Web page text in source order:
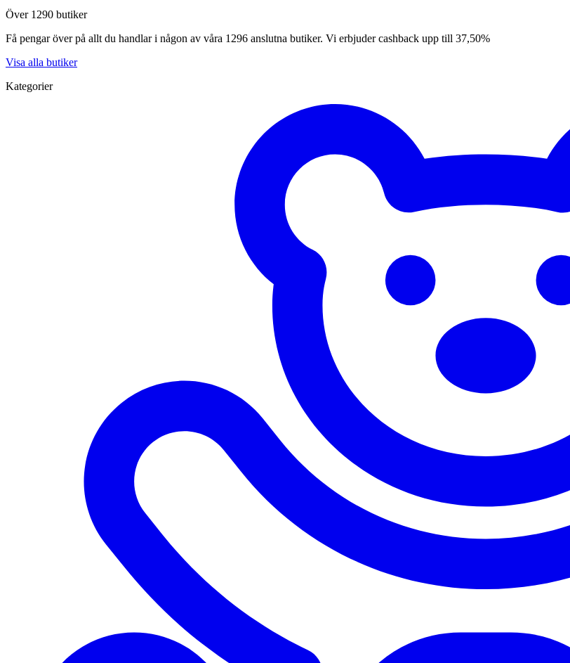
Över 1290 butiker
Få pengar över på allt du handlar i någon av våra 1296 anslutna butiker. Vi erbjuder cashback upp till 37,50%
Visa alla butiker
Kategorier